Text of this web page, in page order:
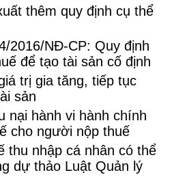
thêm quy định cụ thể
2016/NĐ-CP: Quy định
để tạo tài sản cố định
trị gia tăng, tiếp tục
sản
nại hành vi hành chính
cho người nộp thuế
thu nhập cá nhân có thể
dự thảo Luật Quản lý